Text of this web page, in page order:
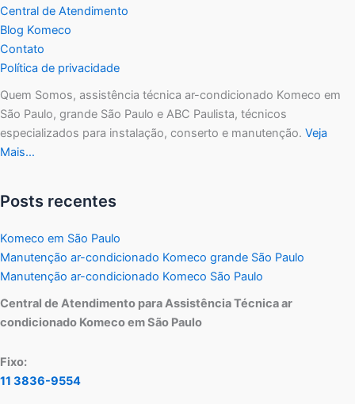
Central de Atendimento
Blog Komeco
Contato
Política de privacidade
Quem Somos, assistência técnica ar-condicionado Komeco em
São Paulo, grande São Paulo e ABC Paulista, técnicos
especializados para instalação, conserto e manutenção. Veja
Mais…
Posts recentes
Komeco em São Paulo
Manutenção ar-condicionado Komeco grande São Paulo
Manutenção ar-condicionado Komeco São Paulo
Central de Atendimento para Assistência Técnica ar
condicionado Komeco em São Paulo
Fixo:
11 3836-9554